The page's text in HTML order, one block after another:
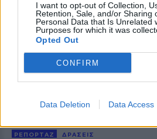
I want to opt-out of Collection,
Retention, Sale, and/or Sharing
Personal Data that Is Unrelated
Purposes for which it was
Opted Out
CONFIRM
Data Deletion Data Access
ΔΥΤΙΚΗ ΛΕΣΒΟΣ
Παρέμβαση για το Ειδικό
Χωροταξικό Τουρισμού στη
Ο Δήμος Δυτικής Λέσβου ζητά την
αλλαγή της κατάταξης της
ΡΕΠΟΡΤΑΖ ΔΡΑΣΕΙΣ